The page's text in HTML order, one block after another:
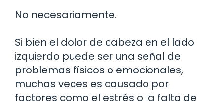
No necesariamente.
Si bien el dolor de cabeza en el lado
izquierdo puede ser una señal de
problemas físicos o emocionales,
muchas veces es causado por
factores como el estrés o la falta de